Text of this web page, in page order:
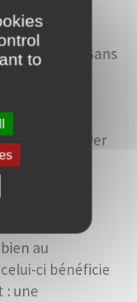
légal. Sans
à ses
et sœurs).
se retrouver
ce qui
de
au
ci bénéficie
: une
to